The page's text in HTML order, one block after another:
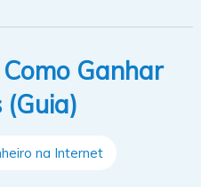
Ganhar
(Guia)
na Internet